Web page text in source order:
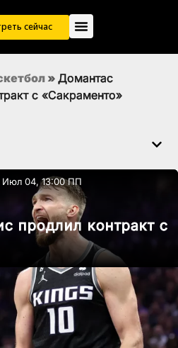
сейчас
» Домантас
с «Сакраменто»
Июл 04, 13:00 ПП
продлил контракт с